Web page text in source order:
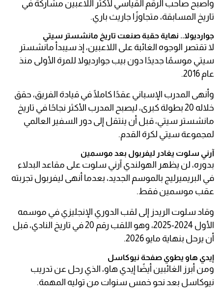
وأصبح صاحب الرقم القياسي لأكثر اللاعبين مشاركة في
تاريخ المسابقة، متجاوزًا جاريث باري.
جوارديولا.. نهاية حقبة صنعت تاريخ مانشستر سيتي
لا تقتصر الوجوه الغائبة على اللاعبين، إذ سيبدأ مانشستر
سيتي موسمًا جديدًا دون بيب جوارديولا للمرة الأولى منذ
عام 2016.
وأنهى المدرب الإسباني عقدًا كاملًا في قيادة الفريق، حقق
خلاله 20 بطولة كبرى، ليصبح المدرب الأكثر نجاحًا في تاريخ
مانشستر سيتي، قبل أن ينتقل إلى دور السفير العالمي
لمجموعة سيتي لكرة القدم.
آرني سلوت يغادر ليفربول بعد موسمين
بدوره، لن يظهر الهولندي آرني سلوت على مقاعد البدلاء
في البريميرليج بالموسم الجديد، بعدما أنهى ليفربول تجربته
عقب موسمين فقط.
وقاد سلوت الريدز إلى لقب الدوري الإنجليزي في موسمه
الأول 2024-2025، وهو اللقب رقم 20 في تاريخ النادي، قبل
أن يرحل بنهاية مايو 2026.
إيدي هاو يطوي صفحة نيوكاسل
ومن أبرز الغائبين أيضًا إيدي هاو، الذي رحل عن تدريب
نيوكاسل بعد نحو خمس سنوات من توليه المهمة.